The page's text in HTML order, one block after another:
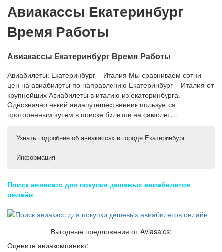
Авиакассы Екатеринбург
Время Работы
Авиакассы Екатеринбург Время Работы
Авиабилеты: Екатеринбург – Италия Мы сравниваем сотни
цен на авиабилеты по направлению Екатеринбург – Италия от
крупнейших Авиабилеты в италию из екатеринбурга.
Однозначно некий авиапутешественник пользуется
проторенным путем в поиске билетов на самолет…
Узнать подробнее об авиакассах в городе Екатеринбург
Информация
Расписание Прямых Рейсов из Екатеринбурга в Европу
Авиакасса Файв Старз Эйр, г. Екатеринбург — адрес,
Авиакасса Пилигрим-94, г. Екатеринбург — адрес,
телефон…
Поиск авиабилетов по всем авиакассам Екатеринбурга
без комиссии и сборов. Точные адреса, телефоны и
на карте, отзывы клиентов и рейтинги.
Адреса и телефоны авиакасс города. Карта проезда,
время работы, справочная информация для пассажиров.
Часы работы : 10.00 — 22.00 ежедневно Перерыв: 14.00
Поиск авиакасс для покупки дешевых авиабилетов
онлайн
Выгодные предложения от Aviasales:
Оцените авиакомпанию: